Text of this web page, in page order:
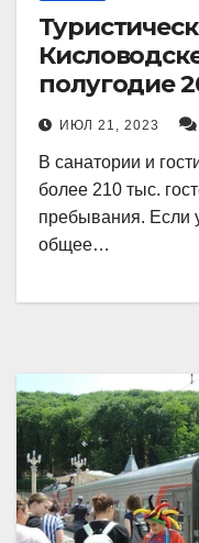
полугодие
рекордный
ИЮЛ 21, 2023
В санатории и
более 210 тыс.
пребывания. Если
общее…